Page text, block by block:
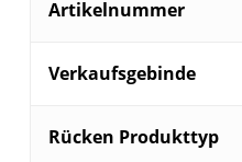
Artikelnummer
Verkaufsgebinde
Rücken Produkttyp